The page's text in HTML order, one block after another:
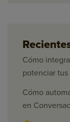
Cómo
potenciar tus
Cómo
en